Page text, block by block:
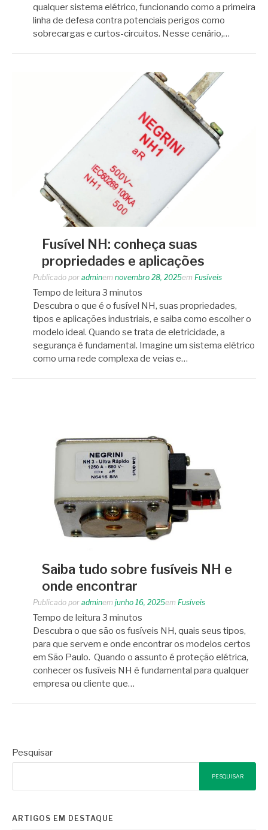
qualquer sistema elétrico, funcionando como a primeira
linha de defesa contra potenciais perigos como
sobrecargas e curtos-circuitos. Nesse cenário,…
Fusível NH: conheça suas
propriedades e aplicações
Publicado por adminem novembro 28, 2025em Fusíveis
Tempo de leitura 3 minutos
Descubra o que é o fusível NH, suas propriedades,
tipos e aplicações industriais, e saiba como escolher o
modelo ideal. Quando se trata de eletricidade, a
segurança é fundamental. Imagine um sistema elétrico
como uma rede complexa de veias e…
Saiba tudo sobre fusíveis NH e
onde encontrar
Publicado por adminem junho 16, 2025em Fusíveis
Tempo de leitura 3 minutos
Descubra o que são os fusíveis NH, quais seus tipos,
para que servem e onde encontrar os modelos certos
em São Paulo. Quando o assunto é proteção elétrica,
conhecer os fusíveis NH é fundamental para qualquer
empresa ou cliente que…
Pesquisar
PESQUISAR
ARTIGOS EM DESTAQUE